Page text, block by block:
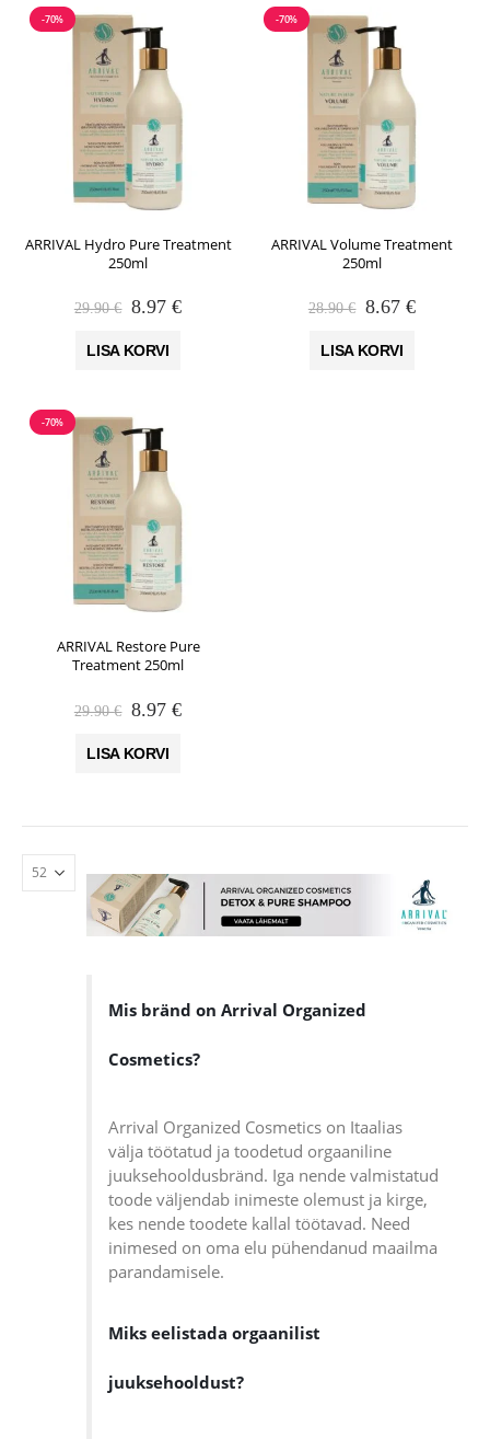
-70%
ARRIVAL Hydro Pure Treatment
250ml
29.90€ Algne
oli:
8.97€Praegune
LISA KORVI
-70%
ARRIVAL Volume Treatment
250ml
28.90€ Algne
oli:
8.67€Praegune
LISA KORVI
-70%
ARRIVAL Restore Pure
Treatment 250ml
29.90€ Algne
oli:
8.97€Praegune
LISA KORVI
Mis bränd on Arrival Organized
Cosmetics?
Arrival Organized Cosmetics on Itaalias
välja töötatud ja toodetud orgaaniline
juuksehooldusbränd. Iga nende valmistatud
toode väljendab inimeste olemust ja kirge,
kes nende toodete kallal töötavad. Need
inimesed on oma elu pühendanud maailma
parandamisele.
Miks eelistada orgaanilist
juuksehooldust?